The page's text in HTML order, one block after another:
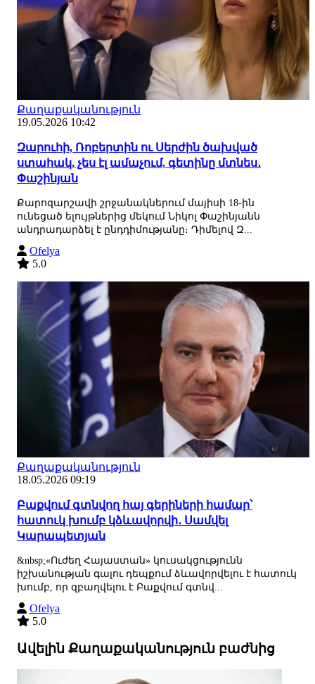
Քաղաքականություն
19.05.2026 10:42
Զարուհի, Ռոբերտին ու Սերժին ծախված
ստահակ, չես էլ ամաչում, գետինը մտնես․
Փաշինյան
Քարոզարշավի շրջանակներում մայիսի 18-ին
ունեցած ելույթներից մեկում Նիկոլ Փաշինյանն
անդրադարձել է ընդդիմությանը։ Դիմելով Զ...
Ofelya
5.0
Քաղաքականություն
18.05.2026 09:19
Բաքվում գտնվող հայ գերիների համար՝
հատուկ խումբ կձևավորվի․ Սամվել
Կարապետյան
&nbsp;«Ուժեղ Հայաստան» կուսակցությունն
իշխանության գալու դեպքում ձևավորվելու է հատուկ
խումբ, որ զբաղվելու է Բաքվում գտնվ...
Ofelya
5.0
Ավելին Քաղաքականություն բաժնից